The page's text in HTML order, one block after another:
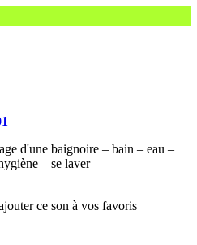
d'une baignoire – bain – eau –
– se laver